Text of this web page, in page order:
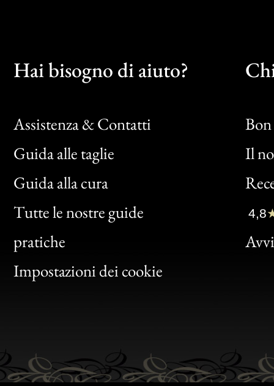
Hai bisogno di aiuto?
Assistenza & Contatti
Guida alle taglie
Guida alla cura
Tutte le nostre guide
pratiche
Impostazioni dei cookie
Il
Bon
Clic
Bon
4,8